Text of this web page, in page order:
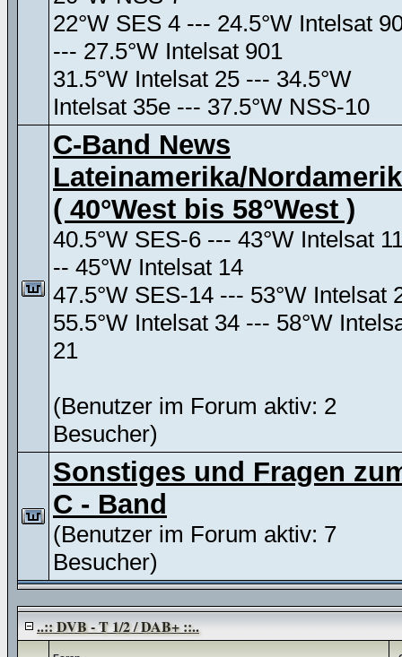
22°W SES 4 --- 24.5°W Intelsat
--- 27.5°W Intelsat 901
31.5°W Intelsat 25 --- 34.5°W
Intelsat 35e --- 37.5°W NSS-10
C-Band News
Lateinamerika/
( 40°West bis 58°West )
40.5°W SES-6 --- 43°W Intelsat
-- 45°W Intelsat 14
47.5°W SES-14 --- 53°W Intelsat
55.5°W Intelsat 34 --- 58°W
21
(Benutzer im Forum aktiv: 2
Besucher)
Sonstiges und Fragen
C - Band
(Benutzer im Forum aktiv: 7
Besucher)
..:: DVB - T 1/2 / DAB+ ::..